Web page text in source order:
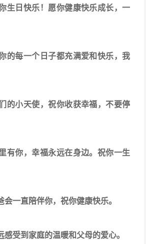
生日快乐！愿你健康快乐成长，一
的每一个日子都充满爱和快乐，我
的小天使，祝你收获幸福，不要停
有你，幸福永远在身边。祝你一生
一直陪伴你，祝你健康快乐。
受到家庭的温暖和父母的爱心。